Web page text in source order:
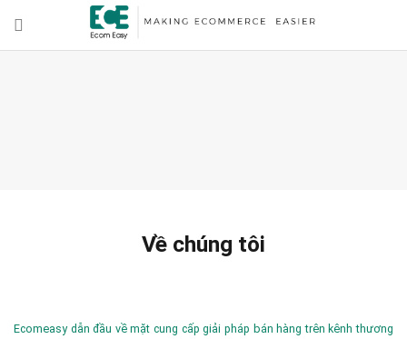
Về chúng tôi
Ecomeasy dẫn đầu về mặt cung cấp giải pháp bán hàng trên kênh thương